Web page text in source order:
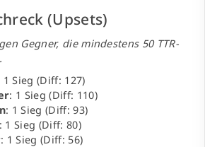
(Upsets)
Gegner, die mindestens 50 TTR-
1 Sieg (Diff: 127)
: 1 Sieg (Diff: 110)
: 1 Sieg (Diff: 93)
: 1 Sieg (Diff: 80)
: 1 Sieg (Diff: 56)